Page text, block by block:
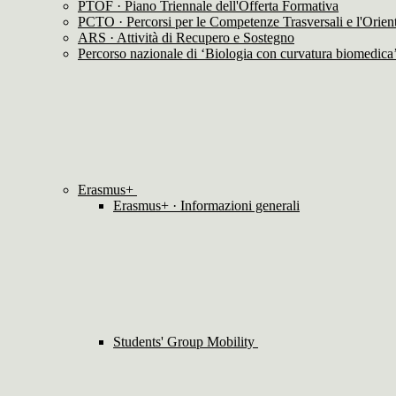
PTOF · Piano Triennale dell'Offerta Formativa
PCTO · Percorsi per le Competenze Trasversali e
ARS · Attività di Recupero e Sostegno
Percorso nazionale di ‘Biologia con curvatura biomedica’
Erasmus+
Erasmus+ · Informazioni generali
Students' Group Mobility